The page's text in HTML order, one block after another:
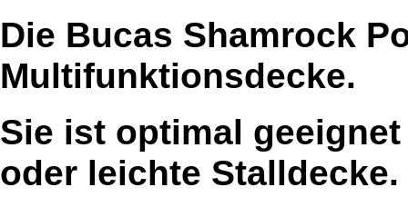
Die Bucas Shamrock
Multifunktionsdecke.
Sie ist optimal
oder leichte Stalldecke.